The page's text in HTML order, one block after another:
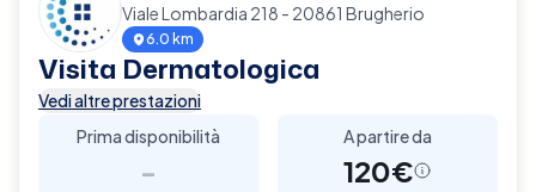
Viale Lombardia 218 - 20861 Brugherio
6.0 km
Visita Dermatologica
Vedi altre prestazioni
Prima disponibilità
-
A partire da
120€